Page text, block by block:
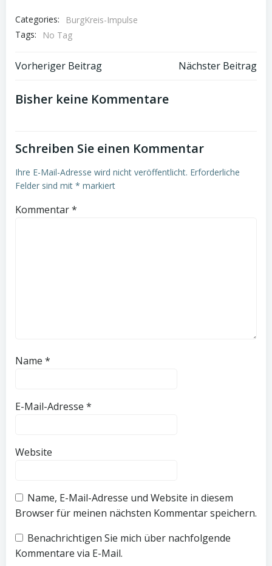
Categories:
BurgKreis-Impulse
Tags:
No Tag
Post
navigation
Vorheriger Beitrag
Post
navigation
Nächster Beitrag
Bisher keine Kommentare
Schreiben Sie einen Kommentar
Ihre E-Mail-Adresse wird nicht veröffentlicht. Erforderliche
Felder sind mit * markiert
Kommentar*
Name *
E-Mail-Adresse *
Website
Name, E-Mail-Adresse und Website in diesem
Browser für meinen nächsten Kommentar speichern.
Benachrichtigen Sie mich über nachfolgende
Kommentare via E-Mail.